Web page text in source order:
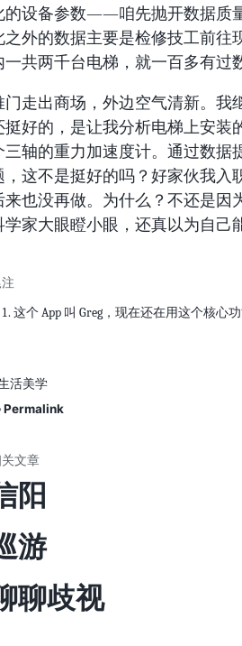
的设备参数——咱先抛开数据质
之外的数据主要是检修技工前往
一共两千台电梯，就一百多有过
门走出商场，外边空气清新。我
挺好的，是让我分析电梯上安装
三轴的重力加速度计。通过数据
，这不是挺好的吗？好家伙我入
来也没再做。为什么？不还是因
学家大眼瞪小眼，还真以为自己
这个 App 叫 Greg，现在还在用这个核心
活美学
阳
游
聊歧视